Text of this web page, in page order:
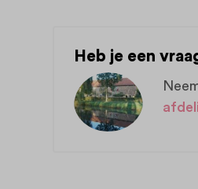
Heb je een